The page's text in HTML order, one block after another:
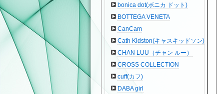
bonica dot(ボニカ ドット)
BOTTEGA VENETA
CanCam
Cath Kidston(キャスキッドソン)
CHAN LUU（チャン ルー）
CROSS COLLECTION
cuff(カフ)
DABA girl